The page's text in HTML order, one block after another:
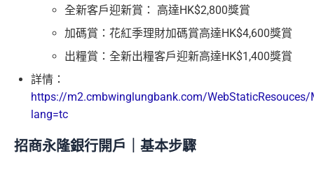
全新客戶迎新賞： 高達HK$2,800獎賞
加碼賞：花紅季理財加碼賞高達HK$4,600獎賞
出糧賞：全新出糧客戶迎新高達HK$1,400獎賞
詳情：
https://m2.cmbwinglungbank.com/
lang=tc
招商永隆銀行開戶｜基本步驟